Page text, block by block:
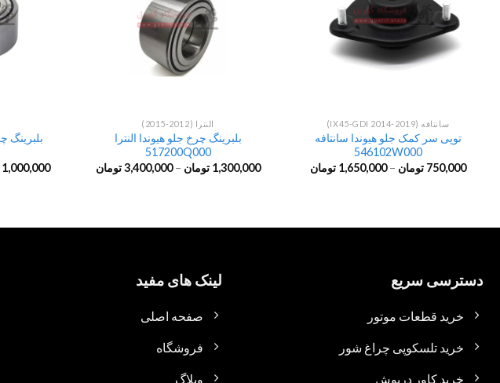
سانتافه (IX45-GDI 2014-2019)
توپی سر کمک جلو هیوندا سانتافه
546102W000
750,000 تومان –
1,650,000 تومان
النترا (2012-2015)
بلبرینگ چرخ جلو هیوندا النترا
517200Q000
1,300,000 تومان –
3,400,000 تومان
1,000,000
دسترسی سریع
خرید قطعات موتور
خرید تلسکوپی چراغ شور
خرید کاور درپوش
لینک های مفید
صفحه اصلی
فروشگاه
وبلاگ